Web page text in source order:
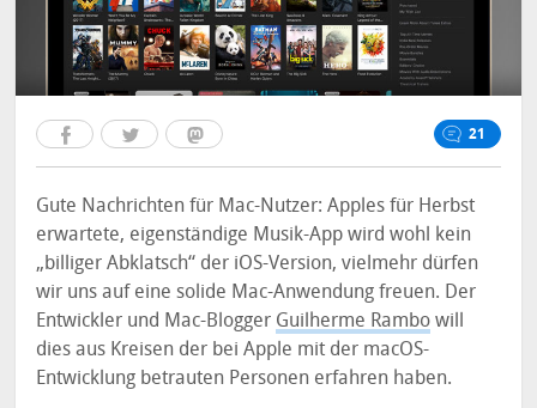
21
Gute Nachrichten für Mac-Nutzer: Apples für Herbst
erwartete, eigenständige Musik-App wird wohl kein
„billiger Abklatsch“ der iOS-Version, vielmehr dürfen
wir uns auf eine solide Mac-Anwendung freuen. Der
Entwickler und Mac-Blogger Guilherme Rambo will
dies aus Kreisen der bei Apple mit der macOS-
Entwicklung betrauten Personen erfahren haben.